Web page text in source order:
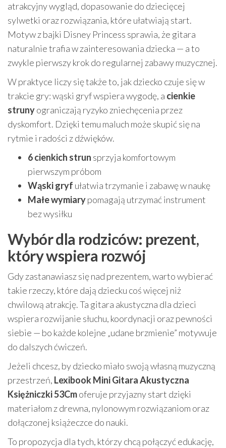
atrakcyjny wygląd, dopasowanie do dziecięcej
sylwetki oraz rozwiązania, które ułatwiają start.
Motyw z bajki Disney Princess sprawia, że gitara
naturalnie trafia w zainteresowania dziecka — a to
zwykle pierwszy krok do regularnej zabawy muzycznej.
W praktyce liczy się także to, jak dziecko czuje się w
trakcie gry: wąski gryf wspiera wygodę, a cienkie
strunyograniczają ryzyko zniechęcenia przez
dyskomfort. Dzięki temu maluch może skupić się na
rytmie i radości z dźwięków.
6 cienkich strun sprzyja komfortowym
pierwszym próbom
Wąski gryf ułatwia trzymanie i zabawę w naukę
Małe wymiarypomagają utrzymać instrument
bez wysiłku
Wybór dla rodziców: prezent,
który wspiera rozwój
Gdy zastanawiasz się nad prezentem, warto wybierać
takie rzeczy, które dają dziecku coś więcej niż
chwilową atrakcję. Ta gitara akustyczna dla dzieci
wspiera rozwijanie słuchu, koordynacji oraz pewności
siebie — bo każde kolejne „udane brzmienie” motywuje
do dalszych ćwiczeń.
Jeżeli chcesz, by dziecko miało swoją własną muzyczną
przestrzeń, Lexibook Mini Gitara Akustyczna
Księżniczki 53Cmoferuje przyjazny start dzięki
materiałom z drewna, nylonowym rozwiązaniom oraz
dołączonej książeczce do nauki.
To propozycja dla tych, którzy chcą połączyć edukację,